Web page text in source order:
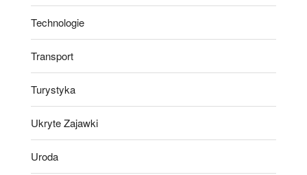
Technologie
Transport
Turystyka
Ukryte Zajawki
Uroda